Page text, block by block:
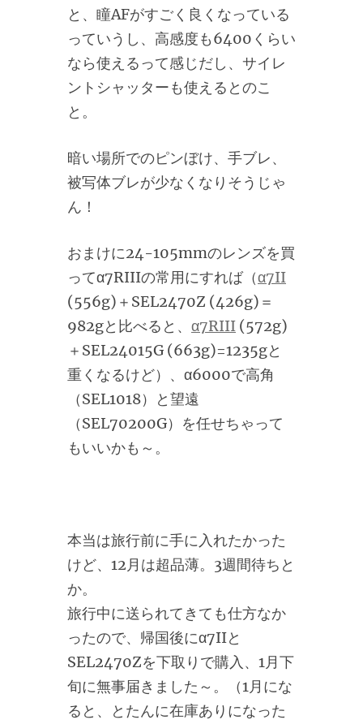
と、瞳AFがすごく良くなっている
っていうし、高感度も6400くらい
なら使えるって感じだし、サイレ
ントシャッターも使えるとのこ
と。
暗い場所でのピンぼけ、手ブレ、
被写体ブレが少なくなりそうじゃ
ん！
おまけに24-105mmのレンズを買
ってα7RIIIの常用にすれば（α7II
(556g)＋SEL2470Z (426g)＝
982gと比べると、 α7RIII (572g)
＋SEL24015G (663g)=1235gと
重くなるけど）、α6000で高角
（SEL1018）と望遠
（SEL70200G）を任せちゃって
もいいかも～。
本当は旅行前に手に入れたかった
けど、12月は超品薄。3週間待ちと
か。
旅行中に送られてきても仕方なか
ったので、帰国後にα7IIと
SEL2470Zを下取りで購入、1月下
旬に無事届きました～。（1月にな
ると、とたんに在庫ありになった